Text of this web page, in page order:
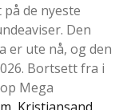
de nyeste
Den
er ute nå, og den
Bortsett fra i
Mega